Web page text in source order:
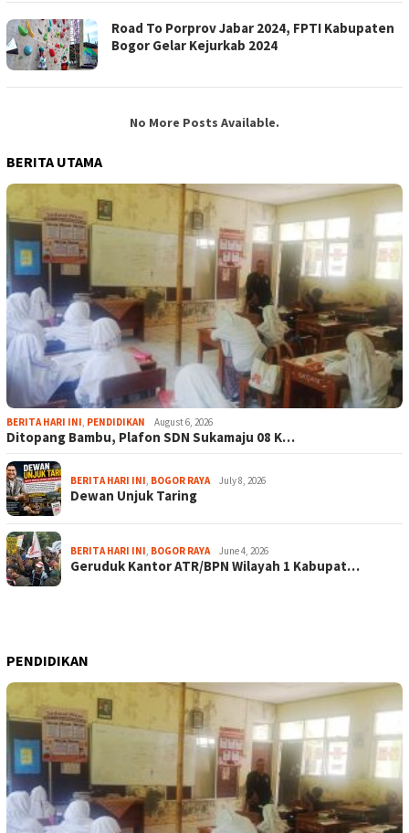
Road To Porprov Jabar 2024, FPTI Kabupaten
Bogor Gelar Kejurkab 2024
No More Posts Available.
BERITA UTAMA
BERITA HARI INI, PENDIDIKAN August 6, 2026
Ditopang Bambu, Plafon SDN Sukamaju 08 K…
BERITA HARI INI, BOGOR RAYA July 8, 2026
Dewan Unjuk Taring
BERITA HARI INI, BOGOR RAYA June 4, 2026
Geruduk Kantor ATR/BPN Wilayah 1 Kabupat…
PENDIDIKAN